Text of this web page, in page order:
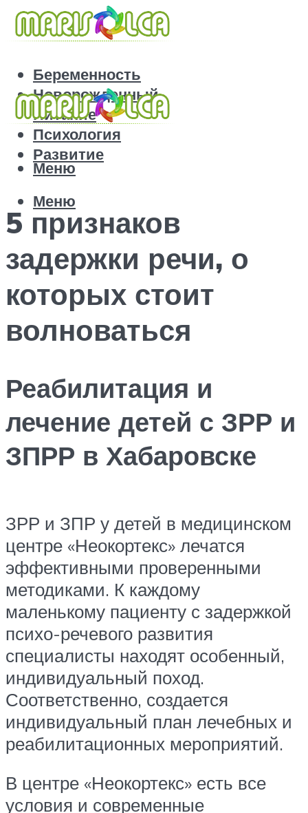
Беременность
Новорожденный
Питание
Психология
Развитие
Меню
Меню
5 признаков
задержки речи, о
которых стоит
волноваться
Реабилитация и
лечение детей с ЗРР и
ЗПРР в Хабаровске
ЗРР и ЗПР у детей в медицинском
центре «Неокортекс» лечатся
эффективными проверенными
методиками. К каждому
маленькому пациенту с задержкой
психо-речевого развития
специалисты находят особенный,
индивидуальный поход.
Соответственно, создается
индивидуальный план лечебных и
реабилитационных мероприятий.
В центре «Неокортекс» есть все
условия и современные